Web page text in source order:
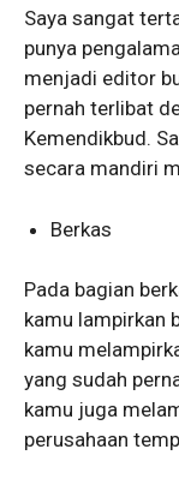
Saya sangat
punya
menjadi editor
pernah terlibat
Kemendikbud.
secara mandiri
Berkas
Pada bagian
kamu lampirkan
kamu
yang sudah
kamu juga
perusahaan